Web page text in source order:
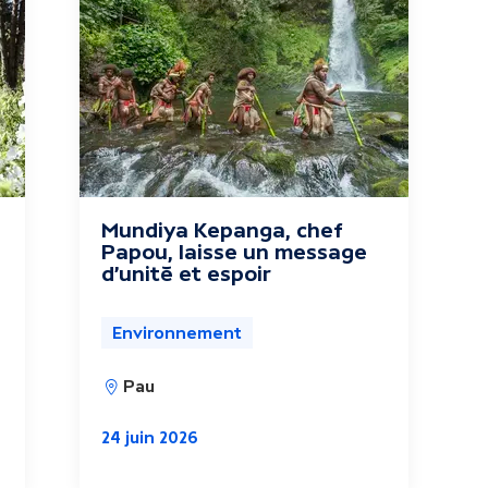
Mundiya Kepanga, chef
Papou, laisse un message
d'unité et espoir
Environnement
Pau
24 juin 2026